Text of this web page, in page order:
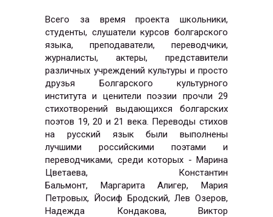
Всего за время проекта школьники,
студенты, слушатели курсов болгарского
языка, преподаватели, переводчики,
журналисты, актеры, представители
различных учреждений культуры и просто
друзья Болгарского культурного
института и ценители поэзии прочли 29
стихотворений выдающихся болгарских
поэтов 19, 20 и 21 века. Переводы стихов
на русский язык были выполнены
лучшими российскими поэтами и
переводчиками, среди которых - Марина
Цветаева, Константин
Бальмонт, Маргарита Алигер, Мария
Петровых, Йосиф Бродский, Лев Озеров,
Надежда Кондакова, Виктор